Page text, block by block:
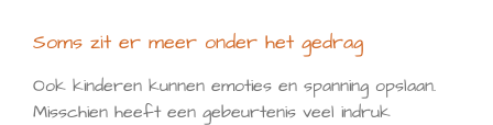
Soms zit er meer onder het gedrag
Ook kinderen kunnen emoties en spanning opslaan.
Misschien heeft een gebeurtenis veel indruk